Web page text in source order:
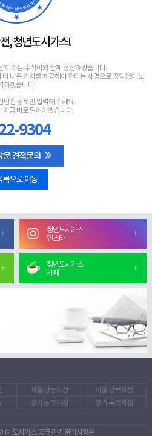
, 청년도시가스!
’이라는 수식어와 함께 성장해왔습니다.
나은 가치를 제공해야 한다는 사명으로 끊임없이 노
하겠습니다.
단한 정보만 입력해 주세요.
지금 바로 달려가겠습니다.
9304
문 견적문의
록으로 이동
청년도시가스
인스타
청년도시가스
카페
서울 강동지점
서울 강북지점
경기 동부지점 경기 북부지점
며 도시가스 공급 관련 문의사항은